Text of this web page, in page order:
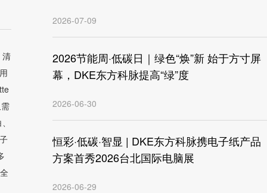
清
2026-07-09
2026节能周·低碳日｜绿色“焕”新 始于方寸屏
幕，DKE东方科脉提高“绿”度
2026-06-30
恒彩·低碳·智显 | DKE东方科脉携电子纸产品
方案首秀2026台北国际电脑展
2026-06-29